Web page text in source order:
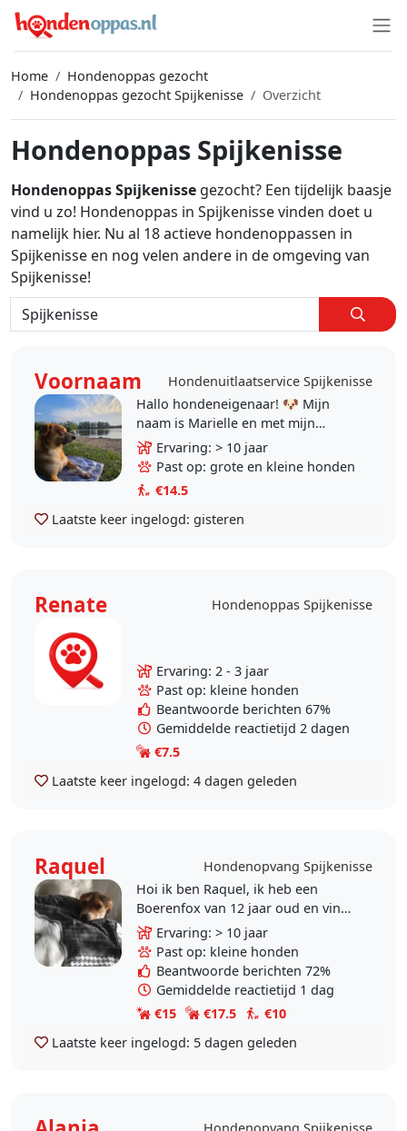
Home
Hondenoppas gezocht
Hondenoppas gezocht Spijkenisse
Overzicht
Hondenoppas Spijkenisse
Hondenoppas Spijkenisse gezocht? Een tijdelijk baasje
vind u zo! Hondenoppas in Spijkenisse vinden doet u
namelijk hier. Nu al 18 actieve hondenoppassen in
Spijkenisse en nog velen andere in de omgeving van
Spijkenisse!
Voornaam
Hondenuitlaatservice Spijkenisse
Hallo hondeneigenaar! 🐶 Mijn
naam is Marielle en met mijn
bedrijf bied ik individuele
wandelingen aan. Ik geloof dat elke
hond uniek is en een..
Ervaring: > 10 jaar
Past op: grote en kleine honden
€14.5
Laatste keer ingelogd: gisteren
Renate Hondenoppas Spijkenisse
Ervaring: 2 - 3 jaar
Past op: kleine honden
Beantwoorde berichten 67%
Gemiddelde reactietijd 2 dagen
€7.5
Laatste keer ingelogd: 4 dagen geleden
Raquel
Hondenopvang Spijkenisse
Hoi ik ben Raquel, ik heb een
Boerenfox van 12 jaar oud en vind
het erg leuk om honden te
verzorgen en mee te wandelen.
Superleuk: we wonen vlakbij..
Ervaring: > 10 jaar
Past op: kleine honden
Beantwoorde berichten 72%
Gemiddelde reactietijd 1 dag
€15
€17.5
€10
Laatste keer ingelogd: 5 dagen geleden